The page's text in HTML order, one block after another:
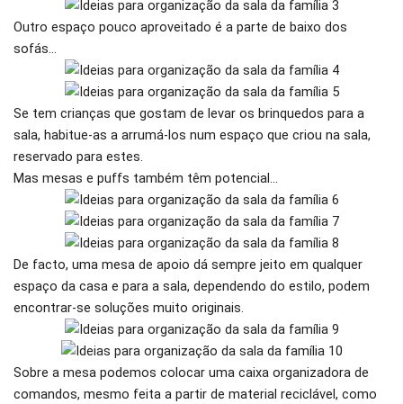
Outro espaço pouco aproveitado é a parte de baixo dos
sofás…
Se tem crianças que gostam de levar os brinquedos para a
sala, habitue-as a arrumá-los num espaço que criou na sala,
reservado para estes.
Mas mesas e puffs também têm potencial…
De facto, uma mesa de apoio dá sempre jeito em qualquer
espaço da casa e para a sala, dependendo do estilo, podem
encontrar-se soluções muito originais.
Sobre a mesa podemos colocar uma caixa organizadora de
comandos, mesmo feita a partir de material reciclável, como